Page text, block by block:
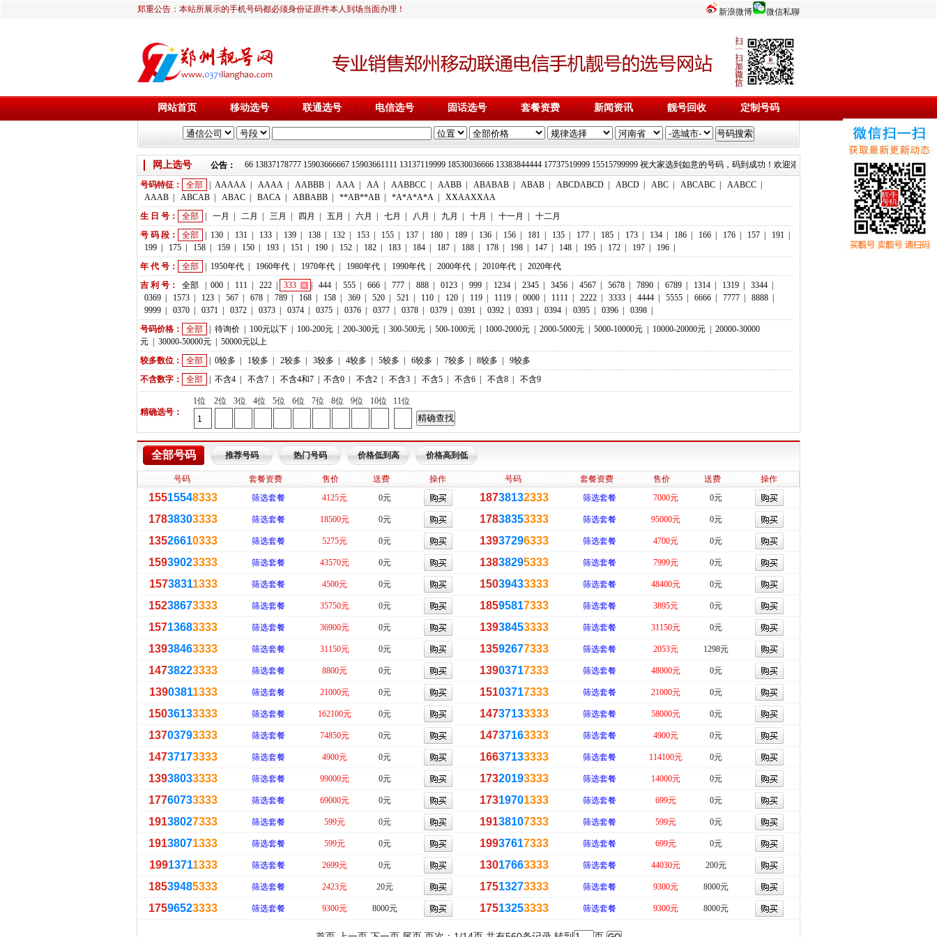
郑重公告：本站所展示的手机号码都必须身份证原件本人到场当面办理！ 新浪微博 微信私聊
网站首页 移动选号 联通选号 电信选号 固话选号 套餐资费 新闻资讯 靓号回收 定制号码
网上选号 公告：
靓号推荐：18236933666 13837178777 15903666667 15903661111 13137119999 18530036666 13383844444 17737519999 15515799999 祝大家选到如意的号码，码到成功！欢迎添加微信客服：18803716116
号码特征： 全部 AAAAA AAAA AABBB AAA AA AABBCC AABB ABABAB ABAB ABCDABCD ABCD ABC ABCABC AABCC
AAAB
ABCAB ABAC BACA ABBABB **AB**AB *A*A*A*A
XXAAXXAA
生 日 号：
全部 一月 二月 三月 四月 五月 六月 七月 八月 九月 十月 十一月
十二月
号 码 段：
全部 130 131 133 139 138 132 153 155 137 180 189 136 156 181 135 177 185 173 134 186 166 176 157 191
199
175 158 159 150 193 151 190 152 182 183 184 187 188 178 198 147 148 195 172 197 196
年 代 号：
全部 1950年代 1960年代 1970年代 1980年代 1990年代 2000年代 2010年代
2020年代
吉 利 号：
全部 000 111 222 333 444 555 666 777 888 0123 999 1234 2345 3456 4567 5678 7890 6789 1314 1319 3344
0369
1573 123 567 678 789 168 158 369 520 521 110 120 119 1119 0000 1111 2222 3333 4444 5555 6666 7777 8888
9999
0370 0371 0372 0373 0374 0375 0376 0377 0378 0379 0391 0392 0393 0394 0395 0396 0398
号码价格：
全部 待询价 100元以下 100-200元 200-300元 300-500元 500-1000元 1000-2000元 2000-5000元 5000-10000元 10000-20000元
20000-30000
元
30000-50000元
50000元以上
较多数位：
全部 0较多 1较多 2较多 3较多 4较多 5较多 6较多 7较多 8较多
9较多
不含数字：
全部 不含4 不含7 不含4和7 不含0 不含2 不含3 不含5 不含6 不含8 不含9
精确选号：
1位 2位 3位 4位 5位 6位 7位 8位 9位 10位 11位
全部号码 推荐号码 热门号码 价格低到高 价格高到低
号码 套餐资费 售价 送费 操作 号码 套餐资费 售价 送费 操作
15515548333 筛选套餐 4125元 0元 18738132333 筛选套餐 7000元 0元
17838303333 筛选套餐 18500元 0元 17838353333 筛选套餐 95000元 0元
13526610333 筛选套餐 5275元 0元 13937296333 筛选套餐 4700元 0元
15939023333 筛选套餐 43570元 0元 13838295333 筛选套餐 7999元 0元
15738311333 筛选套餐 4500元 0元 15039433333 筛选套餐 48400元 0元
15238673333 筛选套餐 35750元 0元 18595817333 筛选套餐 3895元 0元
15713683333 筛选套餐 36900元 0元 13938453333 筛选套餐 31150元 0元
13938463333 筛选套餐 31150元 0元 13592677333 筛选套餐 2053元 1298元
14738223333 筛选套餐 8800元 0元 13903717333 筛选套餐 48000元 0元
13903811333 筛选套餐 21000元 0元 15103717333 筛选套餐 21000元 0元
15036133333 筛选套餐 162100元 0元 14737133333 筛选套餐 58000元 0元
13703793333 筛选套餐 74850元 0元 14737163333 筛选套餐 4900元 0元
14737173333 筛选套餐 4900元 0元 16637133333 筛选套餐 114100元 0元
13938033333 筛选套餐 99000元 0元 17320193333 筛选套餐 14000元 0元
17760733333 筛选套餐 69000元 0元 17319701333 筛选套餐 699元 0元
19138027333 筛选套餐 599元 0元 19138107333 筛选套餐 599元 0元
19138071333 筛选套餐 599元 0元 19937617333 筛选套餐 699元 0元
19913711333 筛选套餐 2699元 0元 13017663333 筛选套餐 44030元 200元
18539485333 筛选套餐 2423元 20元 17513273333 筛选套餐 9300元 8000元
17596523333 筛选套餐 9300元 8000元 17513253333 筛选套餐 9300元 8000元